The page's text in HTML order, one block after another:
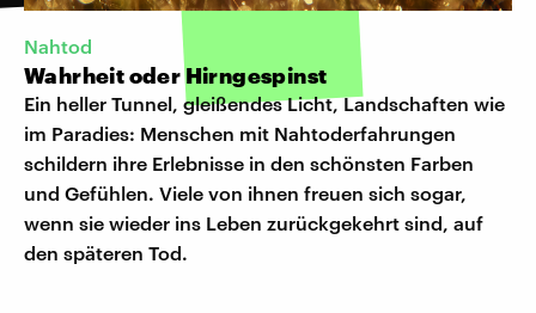
Nahtod
Wahrheit oder Hirngespinst
Ein heller Tunnel, gleißendes Licht, Landschaften wie
im Paradies: Menschen mit Nahtoderfahrungen
schildern ihre Erlebnisse in den schönsten Farben
und Gefühlen. Viele von ihnen freuen sich sogar,
wenn sie wieder ins Leben zurückgekehrt sind, auf
den späteren Tod.